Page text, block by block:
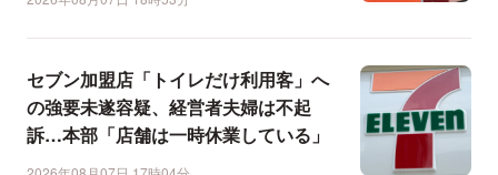
セブン加盟店「トイレだけ利用客」へ
の強要未遂容疑、経営者夫婦は不起
訴…本部「店舗は一時休業している」